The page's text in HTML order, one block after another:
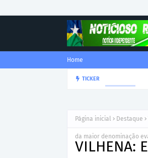
Home
TICKER
Página inicial Destaque
da maior denominação
VILHENA: